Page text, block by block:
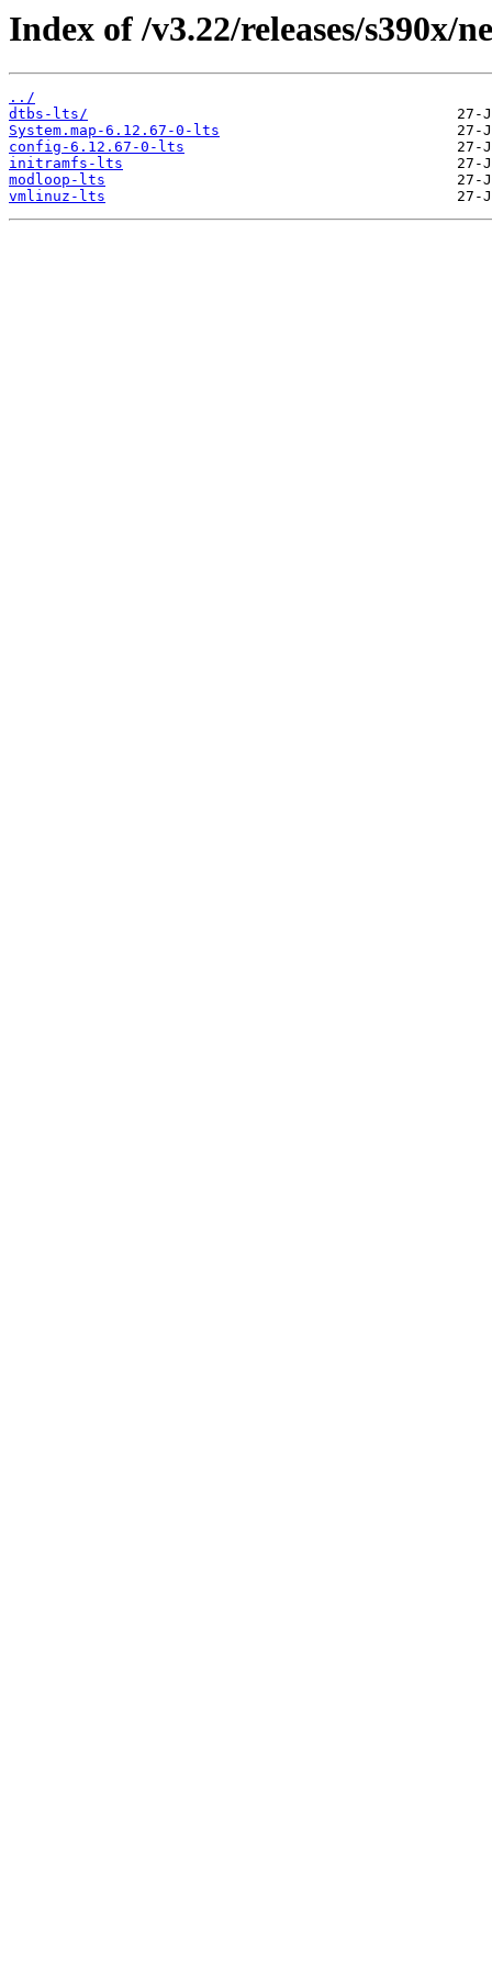
Index of /v3.22/releases/s390x/
../
dtbs-lts/
System.map-6.12.67-0-lts
config-6.12.67-0-lts
initramfs-lts
modloop-lts
vmlinuz-lts